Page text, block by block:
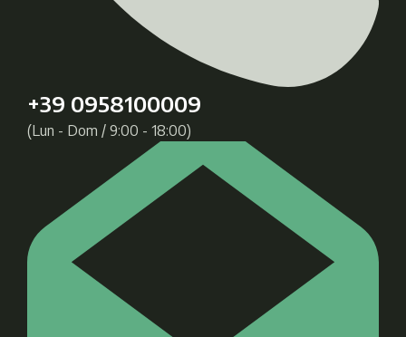
+39 0958100009
(Lun - Dom / 9:00 - 18:00)